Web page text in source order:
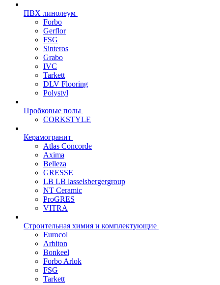
ПВХ линолеум
Forbo
Gerflor
FSG
Sinteros
Grabo
IVC
Tarkett
DLV Flooring
Polystyl
Пробковые полы
CORKSTYLE
Керамогранит
Atlas Concorde
Axima
Belleza
GRESSE
LB LB lasselsbergergroup
NT Ceramic
ProGRES
VITRA
Строительная химия и комплектующие
Eurocol
Arbiton
Bonkeel
Forbo Arlok
FSG
Tarkett